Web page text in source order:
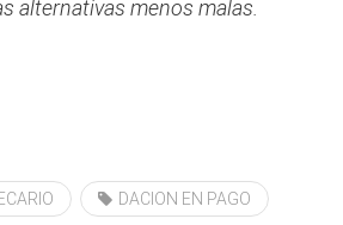
alternativas menos malas.
DACION EN PAGO